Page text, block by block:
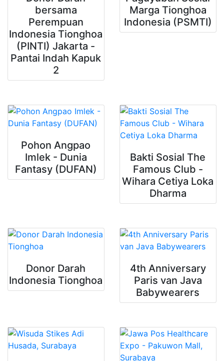
bersama
Perempuan
Indonesia Tionghoa
(PINTI) Jakarta -
Pantai Indah Kapuk
2
Marga Tionghoa
Indonesia (PSMTI)
Pohon Angpao
Imlek - Dunia
Fantasy (DUFAN)
Bakti Sosial The
Famous Club -
Wihara Cetiya Loka
Dharma
Donor Darah
Indonesia Tionghoa
4th Anniversary
Paris van Java
Babywearers